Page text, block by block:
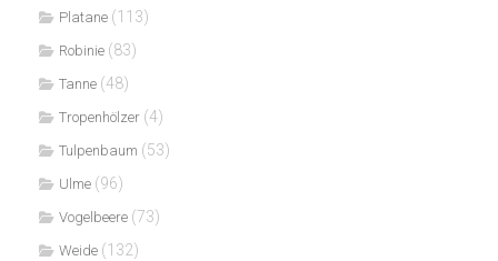
Platane (113)
Robinie (83)
Tanne (48)
Tropenhölzer (4)
Tulpenbaum (53)
Ulme (96)
Vogelbeere (73)
Weide (132)